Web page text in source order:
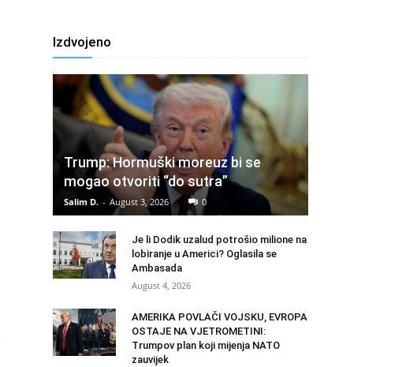
Izdvojeno
Trump: Hormuški moreuz bi se
mogao otvoriti “do sutra”
Salim D. - August 3, 2026 0
Je li Dodik uzalud potrošio milione na
lobiranje u Americi? Oglasila se
Ambasada
August 4, 2026
AMERIKA POVLAČI VOJSKU, EVROPA
OSTAJE NA VJETROMETINI:
Trumpov plan koji mijenja NATO
zauvijek